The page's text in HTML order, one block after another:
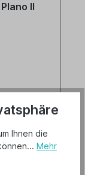
II
Ihnen die
Mehr